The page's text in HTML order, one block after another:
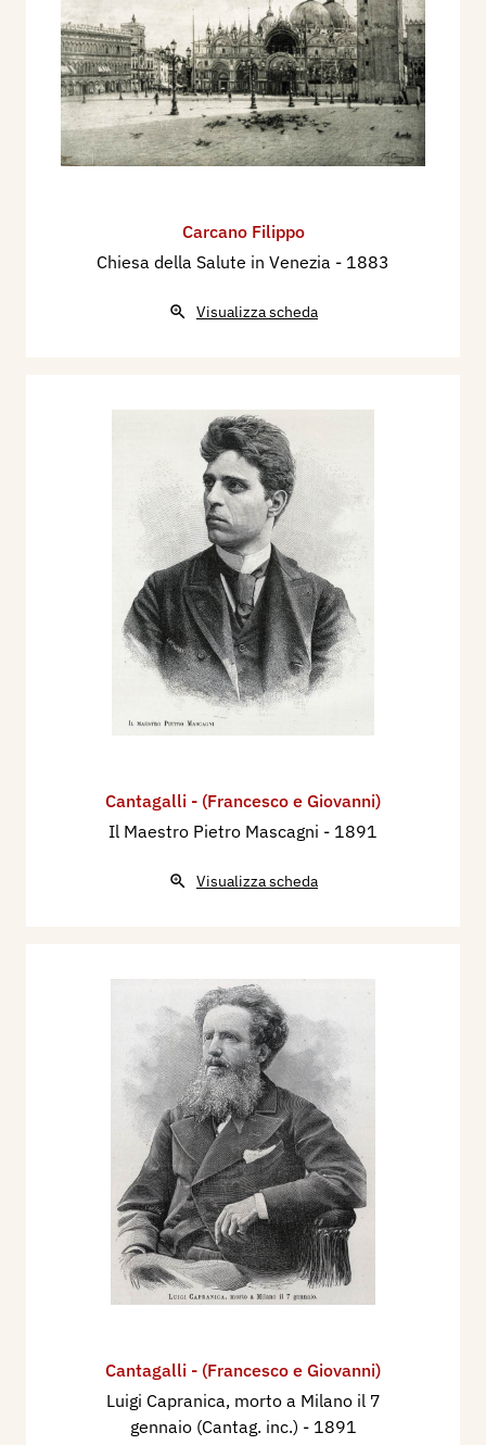
Carcano Filippo
Chiesa della Salute in Venezia - 1883
Visualizza scheda
Cantagalli - (Francesco e Giovanni)
Il Maestro Pietro Mascagni - 1891
Visualizza scheda
Cantagalli - (Francesco e Giovanni)
Luigi Capranica, morto a Milano il 7
gennaio (Cantag. inc.) - 1891